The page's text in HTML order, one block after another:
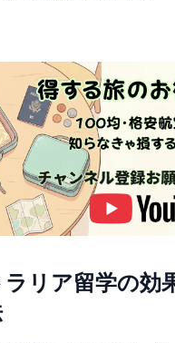
リア留学の効